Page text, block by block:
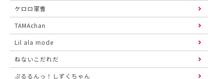
ケロロ軍曹
TAMAchan
Lil ala mode
ねないこだれだ
ぷるるんっ！しずくちゃん